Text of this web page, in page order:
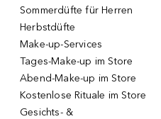
Sommerdüfte für Herren
Herbstdüfte
Make-up-Services
Tages-Make-up im Store
Abend-Make-up im Store
Kostenlose Rituale im Store
Gesichts- &